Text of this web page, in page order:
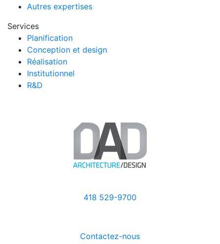
Autres expertises
Services
Planification
Conception et design
Réalisation
Institutionnel
R&D
418 529-9700
Contactez-nous